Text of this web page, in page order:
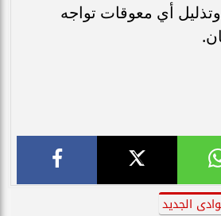
أي معوقات تواجه
الجديد